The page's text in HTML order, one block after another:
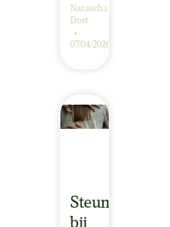
Natascha
Dost
07/04/2026
Steun